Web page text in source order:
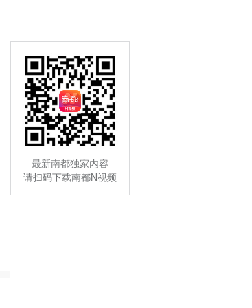
最新南都独家内容
请扫码下载南都N视频